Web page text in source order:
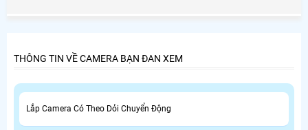
THÔNG TIN VỀ CAMERA BẠN ĐAN XEM
Lắp Camera Có Theo Dỏi Chuyển Động